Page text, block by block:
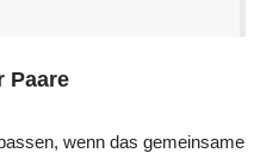
Paare
wenn das gemeinsame